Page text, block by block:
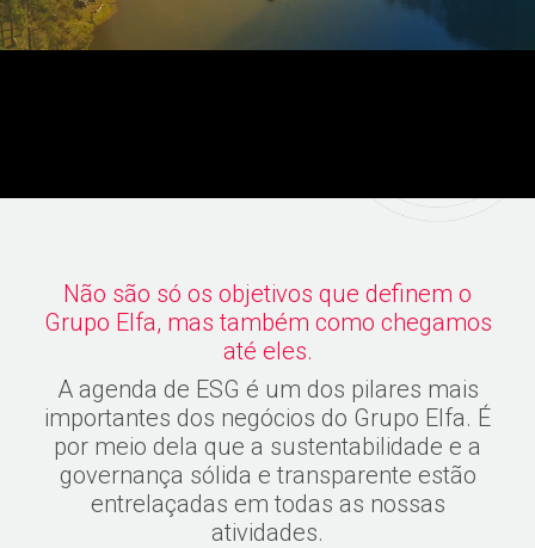
Previous
Não são só os objetivos que definem o
Grupo Elfa, mas também como chegamos
até eles.
A agenda de ESG é um dos pilares mais
importantes dos negócios do Grupo Elfa. É
por meio dela que a sustentabilidade e a
governança sólida e transparente estão
entrelaçadas em todas as nossas
atividades.